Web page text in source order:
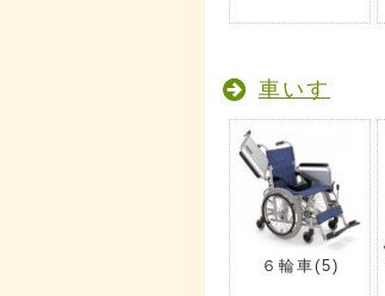
車いす
６輪車(5)